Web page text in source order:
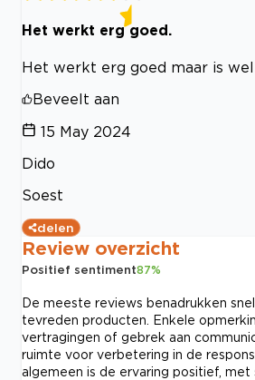
Het werkt erg goed.
Het werkt erg goed maar is
Beveelt aan
15 May 2024
Dido
Soest
delen
Review overzicht
Positief sentiment87%
De meeste reviews benadrukken
tevreden producten. Enkele
vertragingen of gebrek aan
ruimte voor verbetering in de
algemeen is de ervaring positief, met